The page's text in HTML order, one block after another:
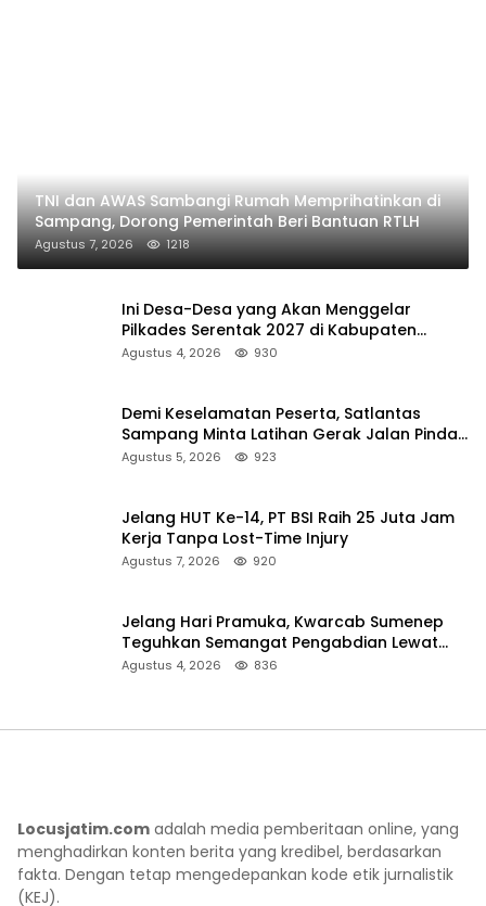
TNI dan AWAS Sambangi Rumah Memprihatinkan di
Sampang, Dorong Pemerintah Beri Bantuan RTLH
Agustus 7, 2026 1218
Ini Desa-Desa yang Akan Menggelar
Pilkades Serentak 2027 di Kabupaten
Sumenep
Agustus 4, 2026 930
Demi Keselamatan Peserta, Satlantas
Sampang Minta Latihan Gerak Jalan Pindah
ke Lokasi Aman
Agustus 5, 2026 923
Jelang HUT Ke-14, PT BSI Raih 25 Juta Jam
Kerja Tanpa Lost-Time Injury
Agustus 7, 2026 920
Jelang Hari Pramuka, Kwarcab Sumenep
Teguhkan Semangat Pengabdian Lewat
Ziarah Pahlawan
Agustus 4, 2026 836
Locusjatim.com adalah media pemberitaan online, yang
menghadirkan konten berita yang kredibel, berdasarkan
fakta. Dengan tetap mengedepankan kode etik jurnalistik
(KEJ).